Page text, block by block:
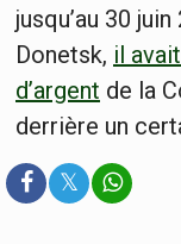
jusqu’au 30
Donetsk, il
d’argent de la
derrière un
𝕏